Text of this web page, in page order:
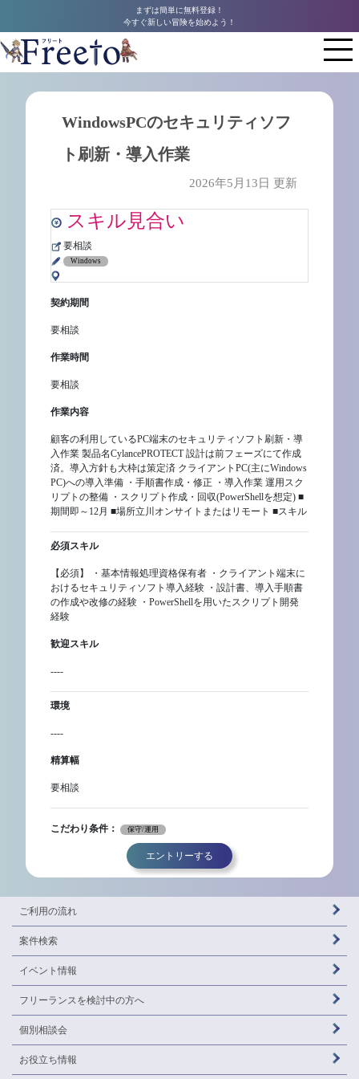
まずは簡単に無料登録！
今すぐ新しい冒険を始めよう！
WindowsPCのセキュリティソフ
ト刷新・導入作業
2026年5月13日 更新
スキル見合い
要相談
Windows
契約期間
要相談
作業時間
要相談
作業内容
顧客の利用しているPC端末のセキュリティソフト刷新・導
入作業 製品名CylancePROTECT 設計は前フェーズにて作成
済。導入方針も大枠は策定済 クライアントPC(主にWindows
PC)への導入準備 ・手順書作成・修正 ・導入作業 運用スク
リプトの整備 ・スクリプト作成・回収(PowerShellを想定) ■
期間即～12月 ■場所立川オンサイトまたはリモート ■スキル
必須スキル
【必須】 ・基本情報処理資格保有者 ・クライアント端末に
おけるセキュリティソフト導入経験 ・設計書、導入手順書
の作成や改修の経験 ・PowerShellを用いたスクリプト開発
経験
歓迎スキル
----
環境
----
精算幅
要相談
こだわり条件： 保守/運用
エントリーする
ご利用の流れ
案件検索
イベント情報
フリーランスを検討中の方へ
個別相談会
お役立ち情報